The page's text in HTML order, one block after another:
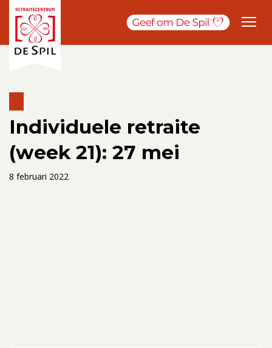
Individuele retraite
(week 21): 27 mei
8 februari 2022